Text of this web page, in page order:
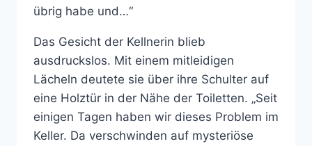
übrig habe und…“
Das Gesicht der Kellnerin blieb
ausdruckslos. Mit einem mitleidigen
Lächeln deutete sie über ihre Schulter auf
eine Holztür in der Nähe der Toiletten. „Seit
einigen Tagen haben wir dieses Problem im
Keller. Da verschwinden auf mysteriöse